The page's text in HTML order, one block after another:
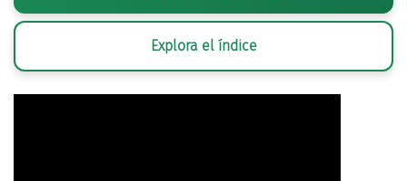
Explora el índice